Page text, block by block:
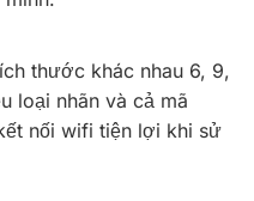
thước khác nhau 6, 9,
loại nhãn và cả mã
nối wifi tiện lợi khi sử